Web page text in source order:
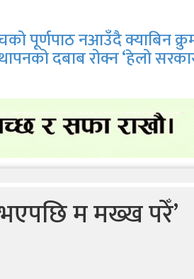
पूर्णपाठ नआउँदै क्याबिन
दबाब रोक्न ‘हेलो
भएपछि म मख्ख परेँ’